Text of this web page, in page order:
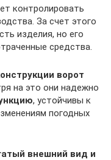
контролировать
За счет этого
изделия, но его
средства.
ворот
на это они надежно
, устойчивы к
погодных
внешний вид и